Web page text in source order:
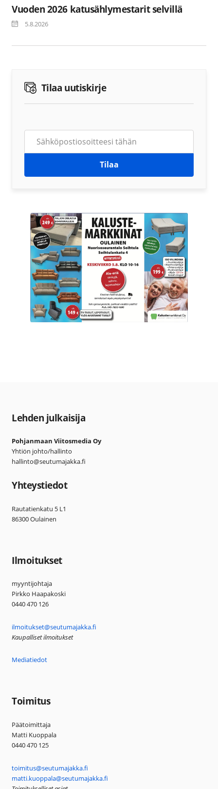
Vuoden 2026 katusählymestarit selvillä
5.8.2026
Tilaa uutiskirje
Tilaa
Lehden julkaisija
Pohjanmaan Viitosmedia Oy
Yhtiön johto/hallinto
hallinto@seutumajakka.fi
Yhteystiedot
Rautatienkatu 5 L1
86300 Oulainen
Ilmoitukset
myyntijohtaja
Pirkko Haapakoski
0440 470 126
ilmoitukset@seutumajakka.fi
Kaupalliset ilmoitukset
Mediatiedot
Toimitus
Päätoimittaja
Matti Kuoppala
0440 470 125
toimitus@seutumajakka.fi
matti.kuoppala@seutumajakka.fi